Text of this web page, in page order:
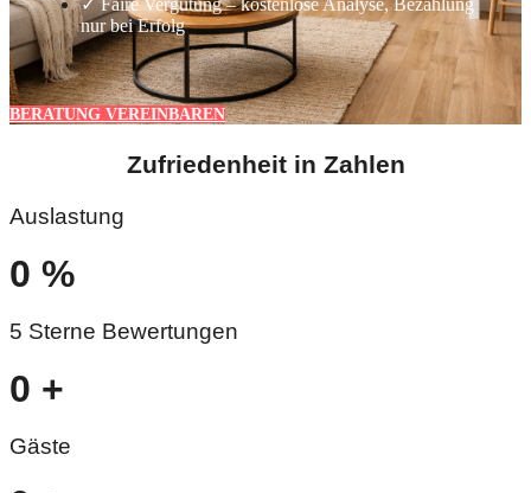
nur bei Erfolg
BERATUNG VEREINBAREN
Zufriedenheit in Zahlen
Auslastung
0 %
5 Sterne Bewertungen
0 +
Gäste